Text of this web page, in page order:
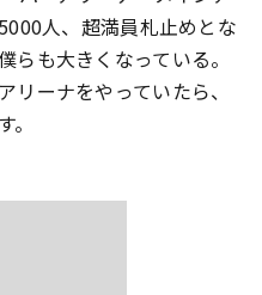
人、超満員札止めとな
らも大きくなっている。
リーナをやっていたら、